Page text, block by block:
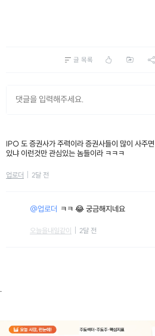
글 목록
IPO 도 증권사가 주력이라 증권사들이 많이 사주
있냐 이런것만 관심있는 놈들이라 ㅋㅋㅋ
업로더 2달 전
@업로더 ㅋㅋ 😂 궁금해지네요
오늘을내일같이 2달 전
.